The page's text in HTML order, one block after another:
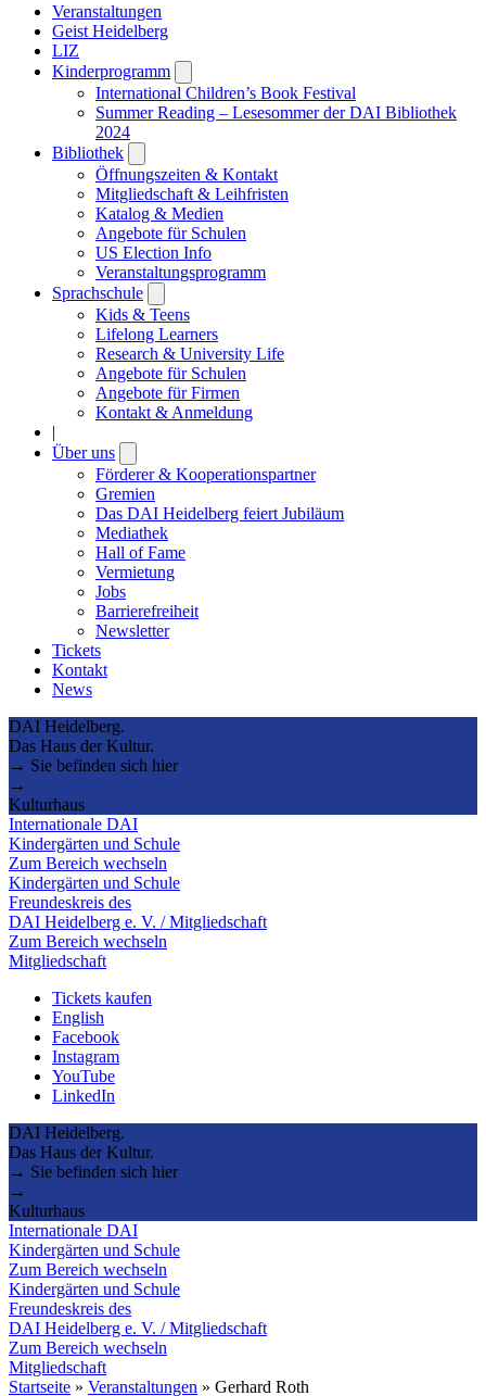
Veranstaltungen
Geist Heidelberg
LIZ
Kinderprogramm
submenu
International Children’s Book Festival
Summer Reading – Lesesommer der DAI Bibliothek
2024
Bibliothek
submenu
Öffnungszeiten & Kontakt
Mitgliedschaft & Leihfristen
Katalog & Medien
Angebote für Schulen
US Election Info
Veranstaltungsprogramm
Sprachschule
submenu
Kids & Teens
Lifelong Learners
Research & University Life
Angebote für Schulen
Angebote für Firmen
Kontakt & Anmeldung
|
Über uns
submenu
Förderer & Kooperationspartner
Gremien
Das DAI Heidelberg feiert Jubiläum
Mediathek
Hall of Fame
Vermietung
Jobs
Barrierefreiheit
Newsletter
Tickets
Kontakt
News
DAI Heidelberg.
Das Haus der Kultur.
→ Sie befinden sich hier
→
Kulturhaus
Internationale DAI
Kindergärten und Schule
Zum Bereich wechseln
Kindergärten und Schule
Freundeskreis des
DAI Heidelberg e. V. / Mitgliedschaft
Zum Bereich wechseln
Mitgliedschaft
Tickets kaufen
English
Facebook
Instagram
YouTube
LinkedIn
DAI Heidelberg.
Das Haus der Kultur.
→ Sie befinden sich hier
→
Kulturhaus
Internationale DAI
Kindergärten und Schule
Zum Bereich wechseln
Kindergärten und Schule
Freundeskreis des
DAI Heidelberg e. V. / Mitgliedschaft
Zum Bereich wechseln
Mitgliedschaft
Startseite » Veranstaltungen » Gerhard Roth